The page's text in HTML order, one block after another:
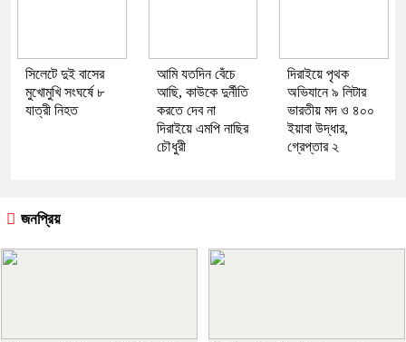
সিলেটে দুই বাসের
মুখোমুখি সংঘর্ষে ৮
যাত্রী নিহত
আমি যতদিন বেঁচে
আছি, কাউকে দুর্নীতি
করতে দেব না
দিরাইয়ে এমপি নাছির
চৌধুরী
দিরাইয়ে পৃথক
অভিযানে ৯ লিটার
ভারতীয় মদ ও ৪০০
ইয়াবা উদ্ধার,
গ্রেপ্তার ২
জনপ্রিয়